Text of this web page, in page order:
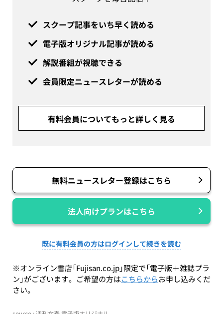
スクープ記事をいち早く読める
電子版オリジナル記事が読める
解説番組が視聴できる
会員限定ニュースレターが読める
有料会員についてもっと詳しく見る
無料ニュースレター登録はこちら
法人向けプランはこちら
既に有料会員の方はログインして続きを読む
※オンライン書店「Fujisan.co.jp」限定で「電子版＋雑誌プラ
ン」がございます。ご希望の方はこちらからお申し込みくだ
さい。